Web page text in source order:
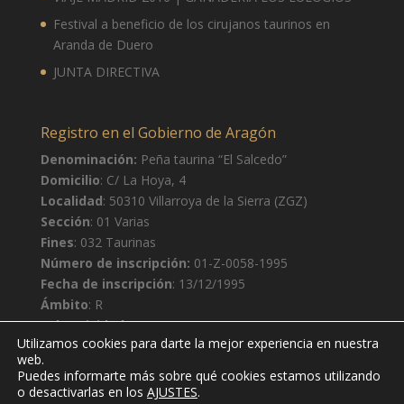
12 de agosto
Miércoles 36° 21°
Festival a beneficio de los cirujanos taurinos en
Aranda de Duero
JUNTA DIRECTIVA
Registro en el Gobierno de Aragón
Denominación: Peña taurina “El Salcedo”
Domicilio: C/ La Hoya, 4
Localidad: 50310 Villarroya de la Sierra (ZGZ)
Sección: 01 Varias
Fines: 032 Taurinas
Número de inscripción: 01-Z-0058-1995
Fecha de inscripción: 13/12/1995
Ámbito: R
Subactividad: S
Utilizamos cookies para darte la mejor experiencia en nuestra
web.
Puedes informarte más sobre qué cookies estamos utilizando
o desactivarlas en los AJUSTES.